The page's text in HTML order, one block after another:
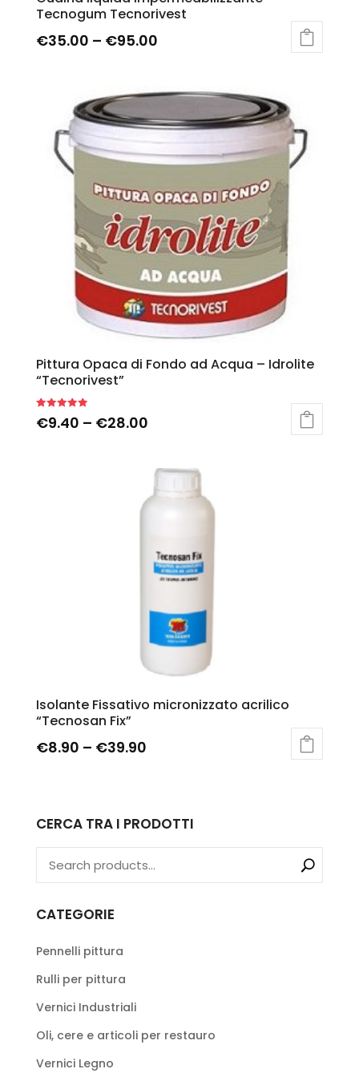
Tecnogum Tecnorivest
€35.00 – €95.00
Pittura Opaca di Fondo ad Acqua – Idrolite
“Tecnorivest”
Rated
5.00
€9.40 – €28.00
Isolante Fissativo micronizzato acrilico
“Tecnosan Fix”
€8.90 – €39.90
CERCA TRA I PRODOTTI
CATEGORIE
Pennelli pittura
Rulli per pittura
Vernici Industriali
Oli, cere e articoli per restauro
Vernici Legno